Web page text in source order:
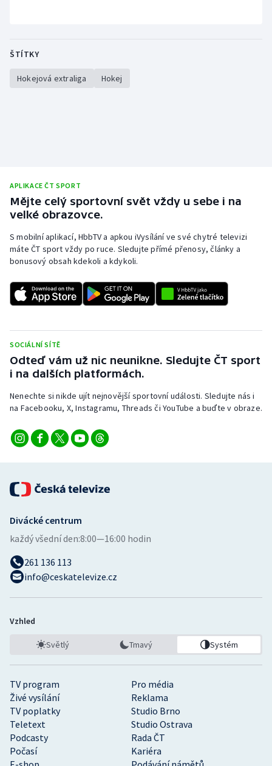
ŠTÍTKY
Hokejová extraliga Hokej
APLIKACE ČT SPORT
Mějte celý sportovní svět vždy u sebe i na
velké obrazovce.
S mobilní aplikací, HbbTV a apkou iVysílání ve své chytré televizi
máte ČT sport vždy po ruce. Sledujte přímé přenosy, články a
bonusový obsah kdekoli a kdykoli.
SOCIÁLNÍ SÍTĚ
Odteď vám už nic neunikne. Sledujte ČT sport
i na dalších platformách.
Nenechte si nikde ujít nejnovější sportovní události. Sledujte nás i
na Facebooku, X, Instagramu, Threads či YouTube a buďte v obraze.
TV program
Pro média
Živé vysílání
Reklama
TV poplatky
Studio Brno
Teletext
Studio Ostrava
Podcasty
Rada ČT
Počasí
Kariéra
Divácké centrum
každý všední den:8:00—16:00 hodin
261 136 113
info@ceskatelevize.cz
Vzhled
Světlý Tmavý Systém